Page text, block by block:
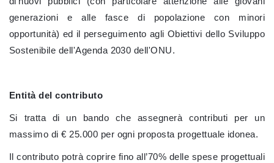
generazioni e alle fasce di popolazione con minori
opportunità) ed il perseguimento agli Obiettivi dello Sviluppo
Sostenibile dell'Agenda 2030 dell'ONU.
Entità del contributo
Si tratta di un bando che assegnerà contributi per un
massimo di € 25.000 per ogni proposta progettuale idonea.
Il contributo potrà coprire fino all’70% delle spese progettuali